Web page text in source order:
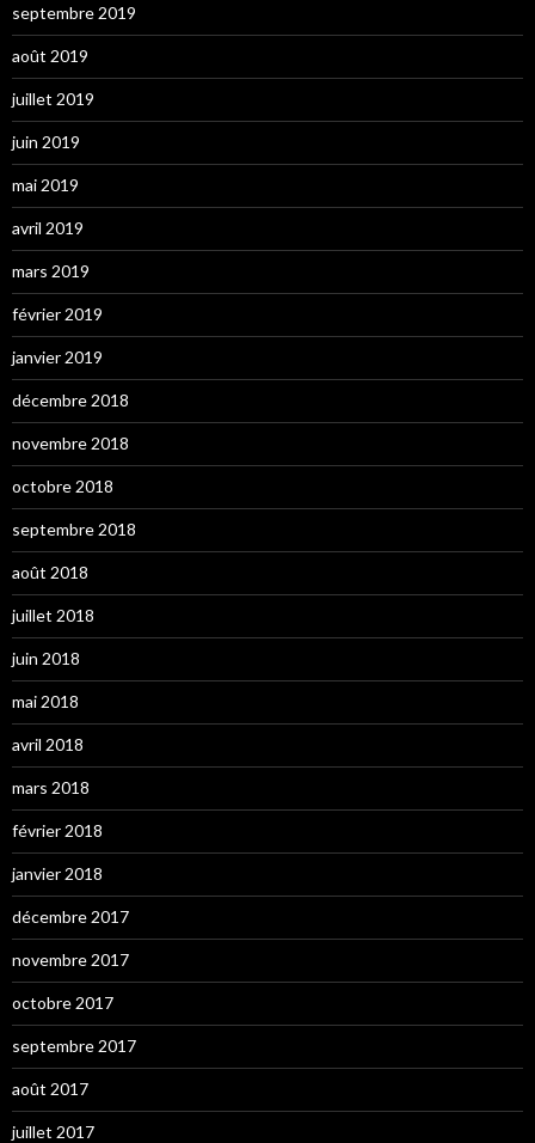
septembre 2019
août 2019
juillet 2019
juin 2019
mai 2019
avril 2019
mars 2019
février 2019
janvier 2019
décembre 2018
novembre 2018
octobre 2018
septembre 2018
août 2018
juillet 2018
juin 2018
mai 2018
avril 2018
mars 2018
février 2018
janvier 2018
décembre 2017
novembre 2017
octobre 2017
septembre 2017
août 2017
juillet 2017